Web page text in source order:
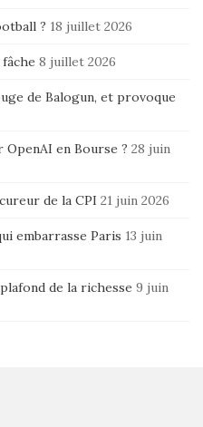
? 18 juillet 2026
8 juillet 2026
de Balogun, et provoque
en Bourse ? 28 juin
de la CPI 21 juin 2026
embarrasse Paris 13 juin
de la richesse 9 juin